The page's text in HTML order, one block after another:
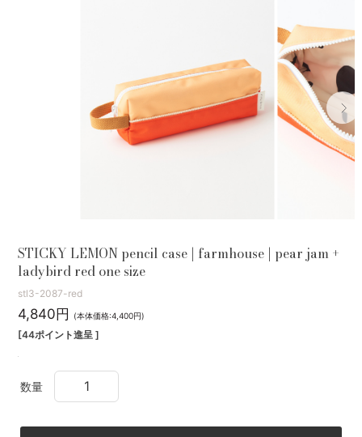
STICKY LEMON pencil case | farmhouse | pear jam +
ladybird red one size
stl3-2087-red
4,840円 (本体価格:4,400円)
[44ポイント進呈 ]
数量